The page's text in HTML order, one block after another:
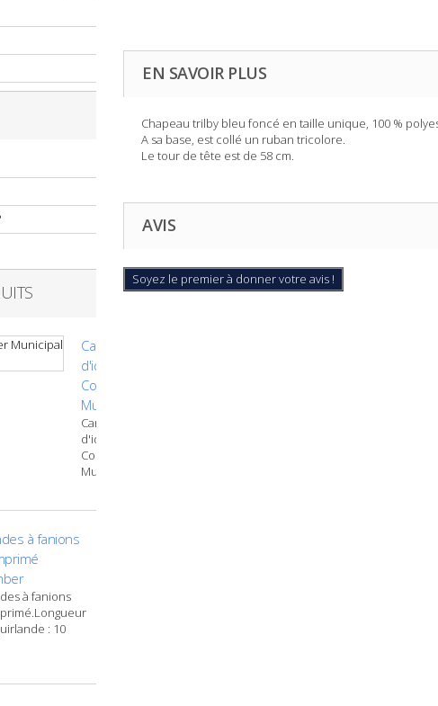
Carte
d'identité
Conseiller
Municipal
Carte
d'identité
Conseiller
Municipal
à fanions
à fanions
: 10
EN SAVOIR PLUS
Chapeau trilby bleu foncé en taille unique, 100 %
A sa base, est collé un ruban tricolore.
Le tour de tête est de 58 cm.
AVIS
Soyez le premier à donner votre avis !